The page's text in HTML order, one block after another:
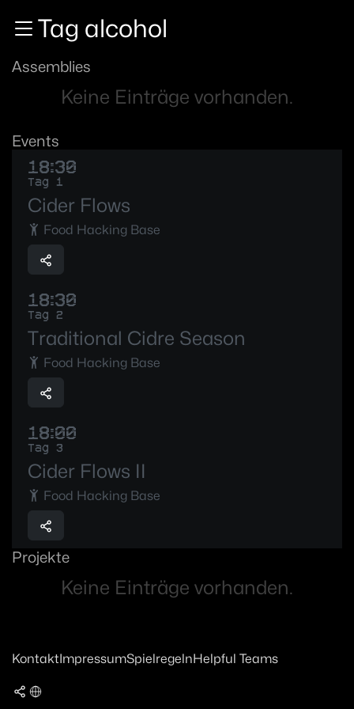
Zum Inhalt
Zum Footer
Tag alcohol
Assemblies
Keine Einträge vorhanden.
Events
18:30
Tag 1
Cider Flows
Food Hacking Base
18:30
Tag 2
Traditional Cidre Season
Food Hacking Base
18:00
Tag 3
Cider Flows II
Food Hacking Base
Projekte
Keine Einträge vorhanden.
KontaktImpressumSpielregelnHelpful Teams